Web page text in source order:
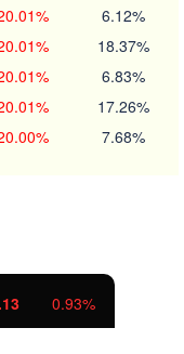
6.12%
18.37%
6.83%
17.26%
7.68%
1.01%